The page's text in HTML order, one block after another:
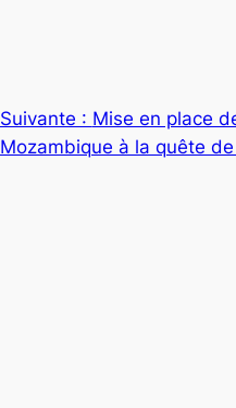
Suivante : Mise en place
Mozambique à la quête